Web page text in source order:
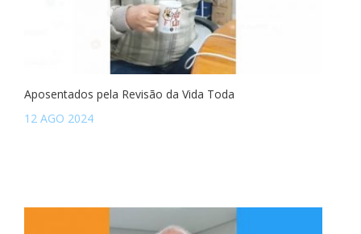
Aposentados pela Revisão da Vida Toda
12 AGO 2024